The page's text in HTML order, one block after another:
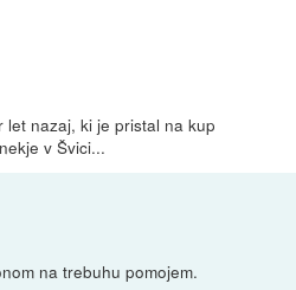
let nazaj, ki je pristal na kup
v Švici...
na trebuhu pomojem.